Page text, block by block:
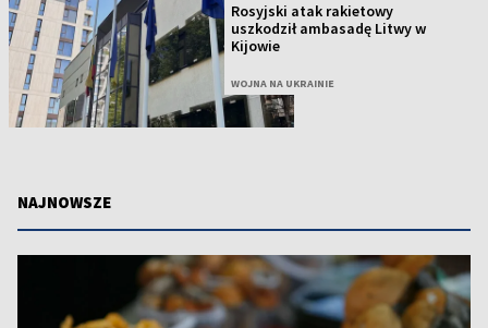
Rosyjski atak rakietowy
uszkodził ambasadę Litwy w
Kijowie
WOJNA NA UKRAINIE
NAJNOWSZE